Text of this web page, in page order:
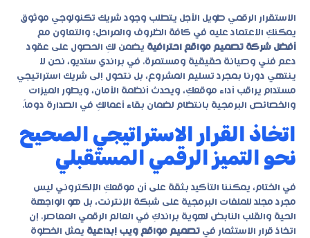
الاستقرار الرقمي طويل الأجل يتطلب وجود شريك تكنولوجي موثوق
يمكنكِ الاعتماد عليه في كافة الظروف والمراحل؛ والتعاون مع
أفضل شركة تصميم مواقع احترافية يضمن لكِ الحصول على عقود
دعم فني وصيانة حقيقية ومستمرة. في براندي ستديو، نحن لا
ينتهي دورنا بمجرد تسليم المشروع، بل نتحول إلى شريك استراتيجي
مستدام يراقب أداء موقعكِ، ويحدث أنظمة الأمان، ويطور الميزات
والخصائص البرمجية بانتظام لضمان بقاء أعمالكِ في الصدارة دوماً.
اتخاذ القرار الاستراتيجي الصحيح
نحو التميز الرقمي المستقبلي
في الختام، يمكننا التأكيد بثقة على أن موقعكِ الإلكتروني ليس
مجرد مجلد للملفات البرمجية على شبكة الإنترنت، بل هو الواجهة
الحية والقلب النابض لهوية براندكِ في العالم الرقمي المعاصر. إن
اتخاذ قرار الاستثمار في تصميم مواقع ويب إبداعية يمثل الخطوة